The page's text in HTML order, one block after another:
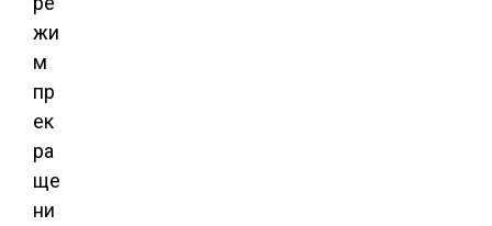
жи
м
пр
ек
ра
ще
ни